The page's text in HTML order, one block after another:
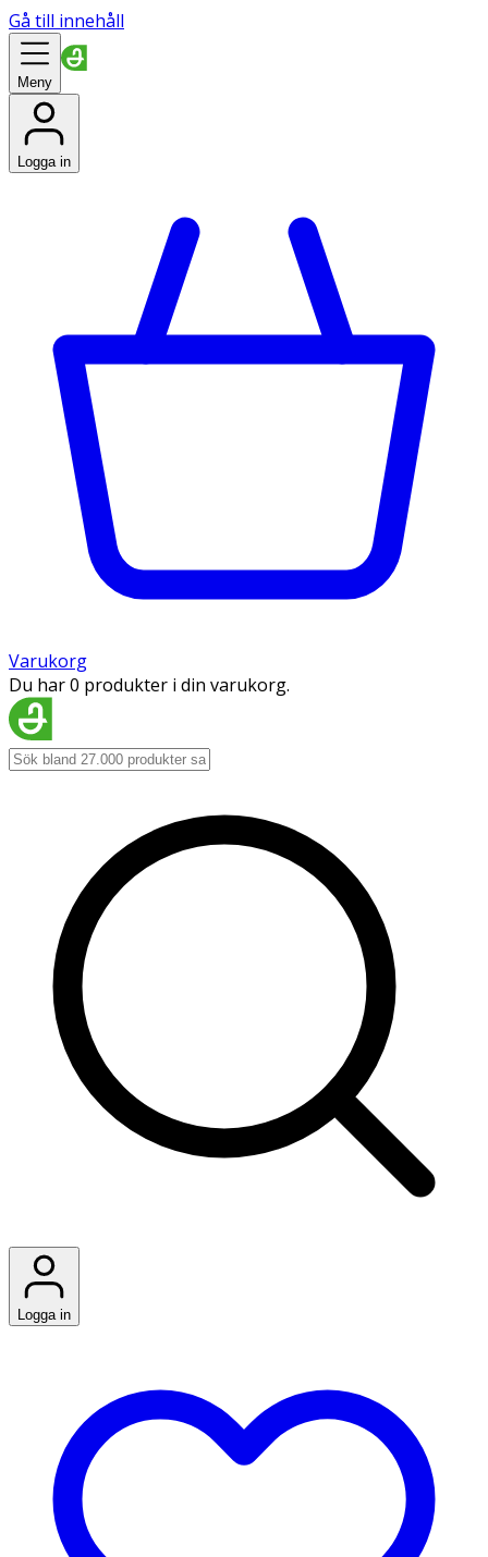
Gå till innehåll
Meny
Logga in
Varukorg
Du har 0 produkter i din varukorg.
Logga in